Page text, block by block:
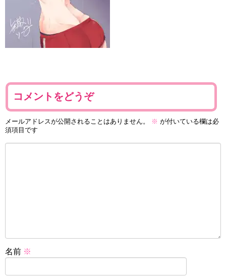
コメントをどうぞ
メールアドレスが公開されることはありません。 ※ が付いている欄は必
須項目です
名前 ※